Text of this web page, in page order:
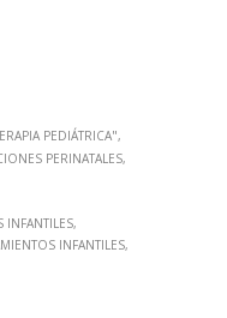
PEDIÁTRICA"
PERINATALES
INFANTILES
INFANTILES